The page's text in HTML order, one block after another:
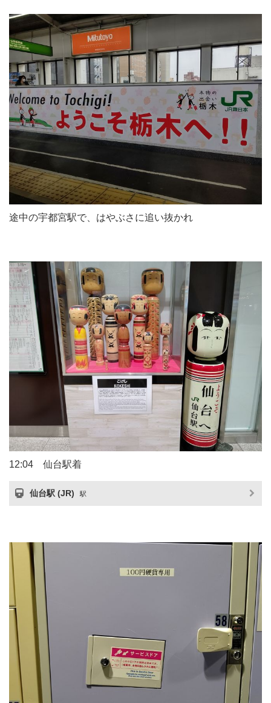
途中の宇都宮駅で、はやぶさに追い抜かれ
12:04 仙台駅着
仙台駅 (JR) 駅